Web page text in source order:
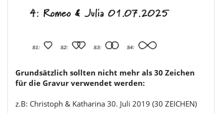
Grundsätzlich sollten nicht mehr als 30 Zeichen
für die Gravur verwendet werden:
z.B: Christoph & Katharina 30. Juli 2019 (30 ZEICHEN)